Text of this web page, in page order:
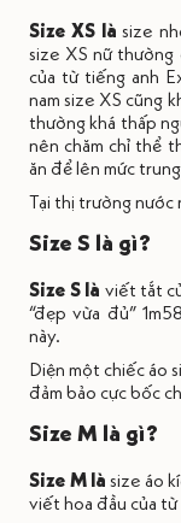
Size XS làsize
size XS nữ
của từ tiếng anh
nam size XS cũng
thường khá thấp
nên chăm chỉ thể
ăn để lên mức
Tại thị trường nước
Size S là gì?
Size S là viết tắt
“đẹp vừa đủ”
này.
Diện một chiếc áo
đảm bảo cực bốc
Size M là gì?
Size M là size áo
viết hoa đầu của